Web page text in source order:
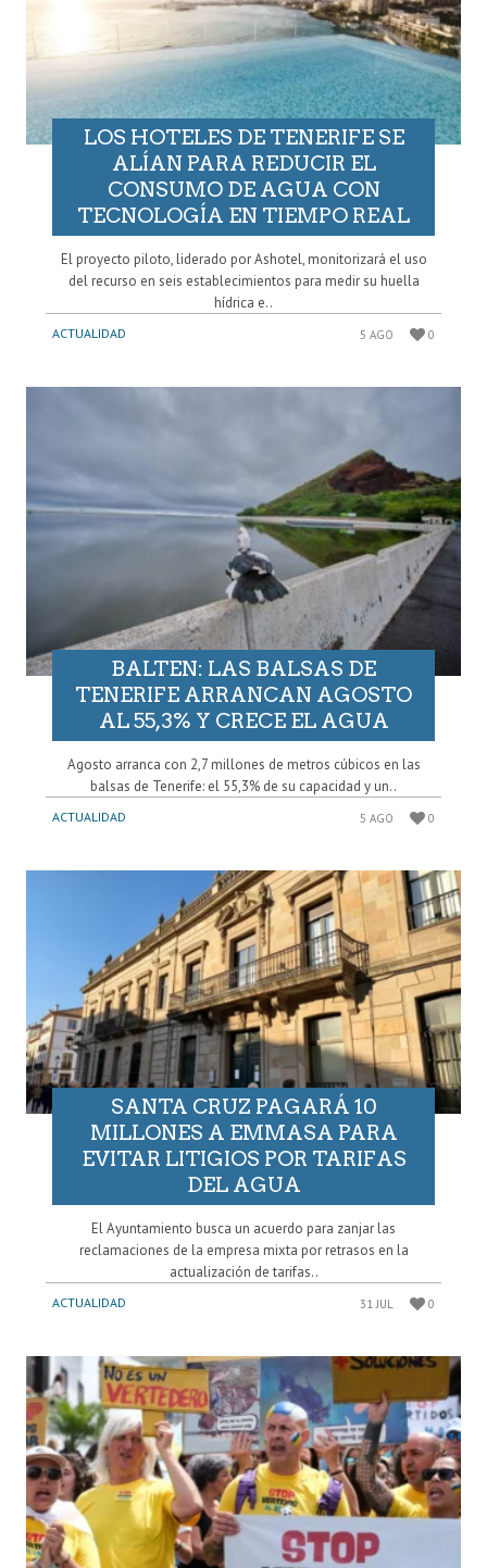
LOS HOTELES DE TENERIFE SE
ALÍAN PARA REDUCIR EL
CONSUMO DE AGUA CON
TECNOLOGÍA EN TIEMPO REAL
El proyecto piloto, liderado por Ashotel, monitorizará el uso
del recurso en seis establecimientos para medir su huella
hídrica e..
ACTUALIDAD 5 AGO 0
BALTEN: LAS BALSAS DE
TENERIFE ARRANCAN AGOSTO
AL 55,3% Y CRECE EL AGUA
Agosto arranca con 2,7 millones de metros cúbicos en las
balsas de Tenerife: el 55,3% de su capacidad y un..
ACTUALIDAD 5 AGO 0
SANTA CRUZ PAGARÁ 10
MILLONES A EMMASA PARA
EVITAR LITIGIOS POR TARIFAS
DEL AGUA
El Ayuntamiento busca un acuerdo para zanjar las
reclamaciones de la empresa mixta por retrasos en la
actualización de tarifas..
ACTUALIDAD 31 JUL 0